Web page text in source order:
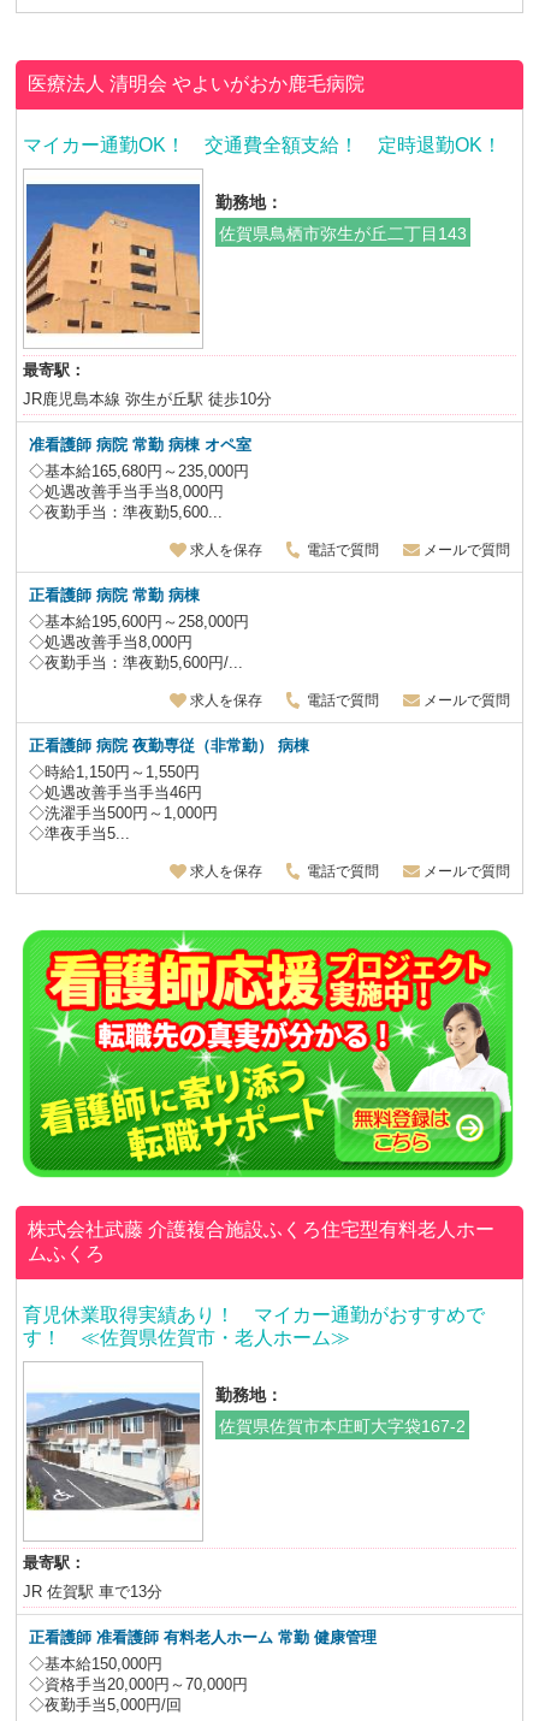
医療法人 清明会やよいがおか鹿毛病院
マイカー通勤OK！ 交通費全額支給！ 定時退勤OK！
勤務地：
佐賀県鳥栖市弥生が丘二丁目143
最寄駅：
JR鹿児島本線 弥生が丘駅 徒歩10分
准看護師 病院 常勤 病棟 オペ室
◇基本給165,680円～235,000円
◇処遇改善手当手当8,000円
◇夜勤手当：準夜勤5,600...
求人を保存 電話で質問 メールで質問
正看護師 病院 常勤 病棟
◇基本給195,600円～258,000円
◇処遇改善手当8,000円
◇夜勤手当：準夜勤5,600円/...
求人を保存 電話で質問 メールで質問
正看護師病院夜勤専従（非常勤）
病棟
◇時給1,150円～1,550円
◇処遇改善手当手当46円
◇洗濯手当500円～1,000円
◇準夜手当5...
求人を保存 電話で質問 メールで質問
株式会社武藤介護複合施設ふくろ住宅型有料老人ホー
ムふくろ
育児休業取得実績あり！ マイカー通勤がおすすめで
す！ ≪佐賀県佐賀市・老人ホーム≫
勤務地：
佐賀県佐賀市本庄町大字袋167-2
最寄駅：
JR 佐賀駅 車で13分
正看護師 准看護師有料老人ホーム 常勤 健康管理
◇基本給150,000円
◇資格手当20,000円～70,000円
◇夜勤手当5,000円/回